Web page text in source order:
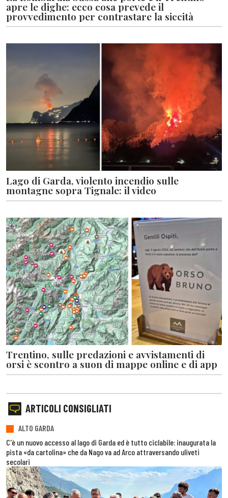
apre le dighe: ecco cosa prevede il
provvedimento per contrastare la siccità
Lago di Garda, violento incendio sulle
montagne sopra Tignale: il video
Trentino, sulle predazioni e avvistamenti di
orsi è scontro a suon di mappe online e di app
ARTICOLI CONSIGLIATI
ALTO GARDA
C'è un nuovo accesso al lago di Garda ed è tutto ciclabile: inaugurata la
pista «da cartolina» che da Nago va ad Arco attraversando uliveti
secolari